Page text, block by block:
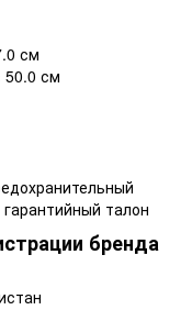
см
50.0 см
талон
бренда